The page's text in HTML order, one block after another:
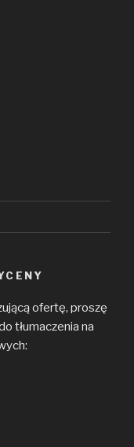
ofertę, proszę
tłumaczenia na